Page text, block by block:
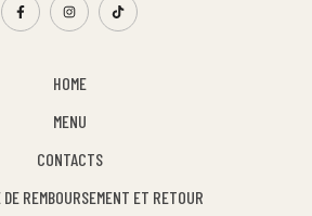
HOME
MENU
CONTACTS
REMBOURSEMENT ET RETOUR